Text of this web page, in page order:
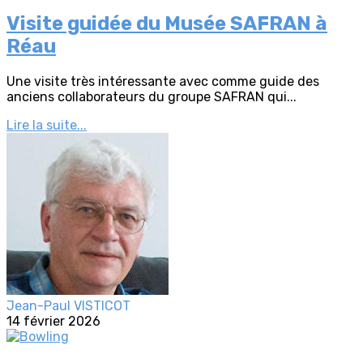
Visite guidée du Musée SAFRAN à
Réau
Une visite très intéressante avec comme guide des
anciens collaborateurs du groupe SAFRAN qui...
Lire la suite...
Jean-Paul VISTICOT
14 février 2026